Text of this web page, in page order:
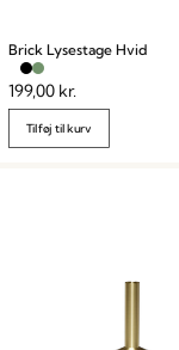
Brick Lysestage Hvid
199,00 kr.
Tilføj til kurv